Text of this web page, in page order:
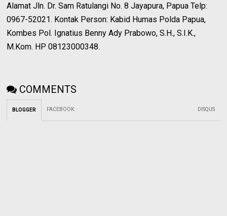
Alamat Jln. Dr. Sam Ratulangi No. 8 Jayapura, Papua Telp:
0967-52021. Kontak Person: Kabid Humas Polda Papua,
Kombes Pol. Ignatius Benny Ady Prabowo, S.H., S.I.K.,
M.Kom. HP 08123000348.
COMMENTS
BLOGGER FACEBOOK: DISQUS